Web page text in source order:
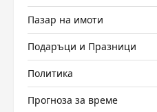
Пазар на имоти
Подаръци и Празници
Политика
Прогноза за време